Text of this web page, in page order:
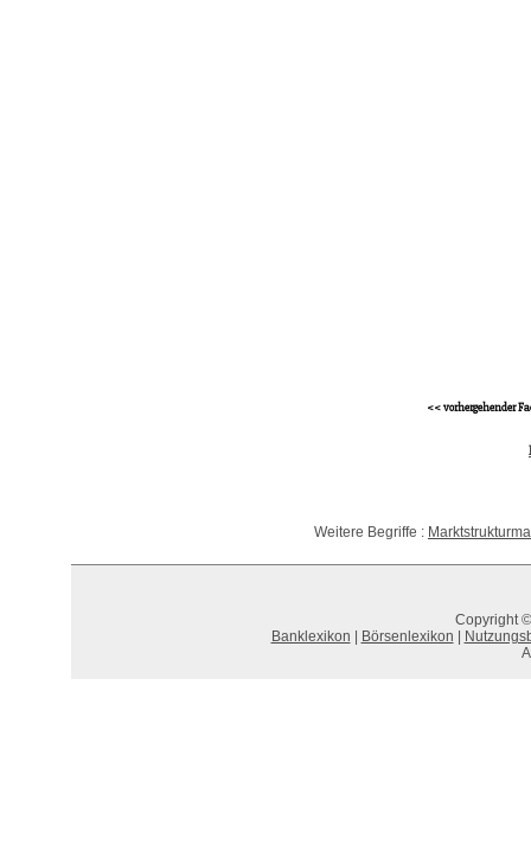
<< vorhergehender
Weitere Begriffe :
Copyright
Banklexikon
Börsenlexikon